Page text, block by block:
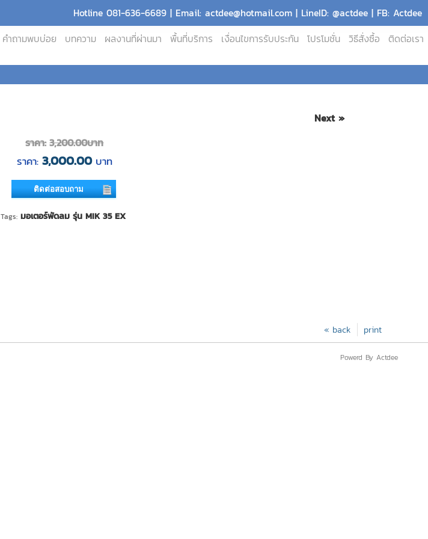
Hotline 081-636-6689 | Email: actdee@hotmail.com | LineID: @actdee | FB: Actdee
คำถามพบบ่อย บทความ ผลงานที่ผ่านมา พื้นที่บริการ เงื่อนไขการรับประกัน โปรโมชั่น วิธีสั่งซื้อ ติดต่อเรา
Next »
ราคา: 3,200.00บาท
ราคา: 3,000.00 บาท
Tags: มอเตอร์พัดลม รุ่น MIK 35 EX
print
« back
Powerd By Actdee